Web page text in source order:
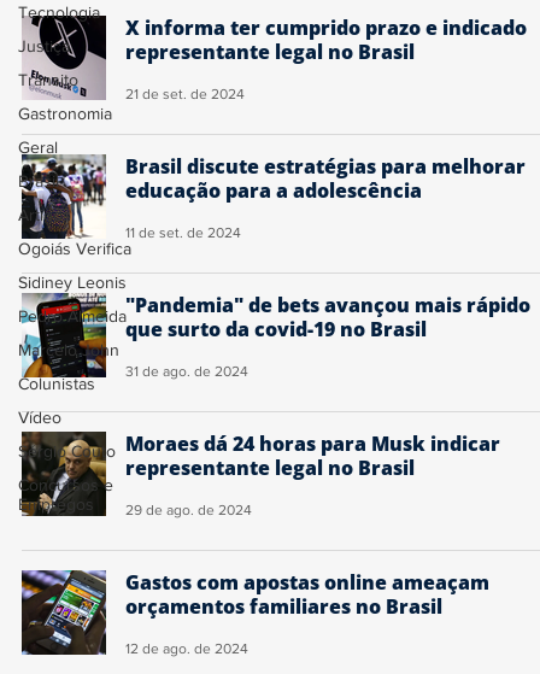
Tecnologia
Justiça
Trânsito
Gastronomia
Geral
Brasil
Artigos
Ogoiás Verifica
Sidiney Leonis
Pedro Almeida
Marcelo John
Colunistas
Vídeo
Sérgio Couto
Concursos e
Empregos
X informa ter cumprido prazo e indicado
representante legal no Brasil
21 de set. de 2024
Brasil discute estratégias para melhorar
educação para a adolescência
11 de set. de 2024
"Pandemia" de bets avançou mais rápido
que surto da covid-19 no Brasil
31 de ago. de 2024
Moraes dá 24 horas para Musk indicar
representante legal no Brasil
29 de ago. de 2024
Gastos com apostas online ameaçam
orçamentos familiares no Brasil
12 de ago. de 2024